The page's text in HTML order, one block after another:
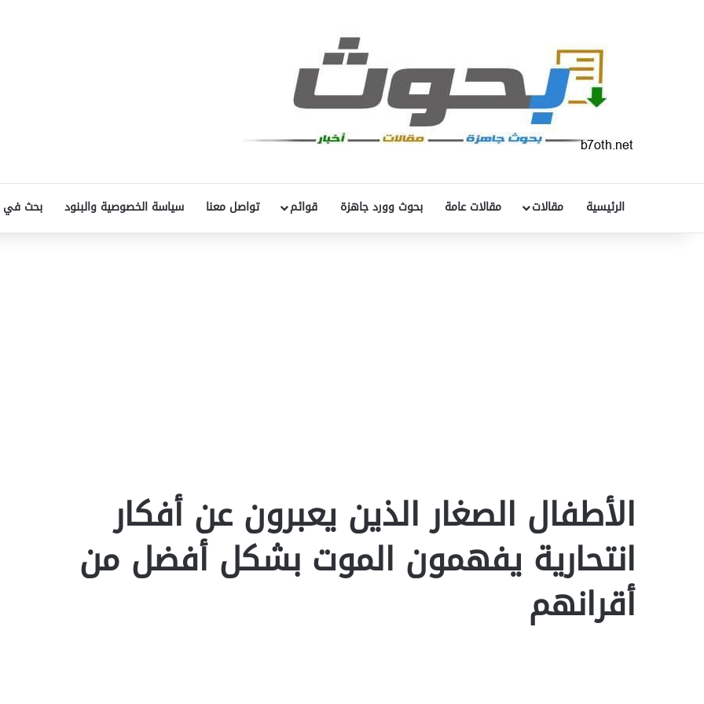
الرئيسية مقالات مقالات عامة بحوث وورد جاهزة قوائم تواصل معنا سياسة الخصوصية والبنود بحث في
الأطفال الصغار الذين يعبرون عن أفكار
انتحارية يفهمون الموت بشكل أفضل من
أقرانهم